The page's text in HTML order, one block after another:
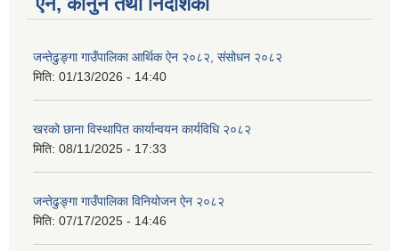
जन्तेढुङ्गा गाउँपालिका आर्थिक ऐन २०८२, संसोधन २०८२
मिति: 01/13/2026 - 14:40
खरको छाना विस्थापित कार्यान्वयन कार्यविधि २०८२
मिति: 08/11/2025 - 17:33
जन्तेढुङ्गा गाउँपालिका विनियोजन ऐन २०८२
मिति: 07/17/2025 - 14:46